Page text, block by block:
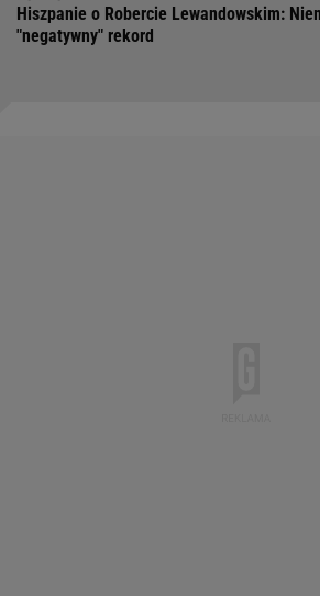
Hiszpanie o Robercie Lewandowskim:
"negatywny" rekord